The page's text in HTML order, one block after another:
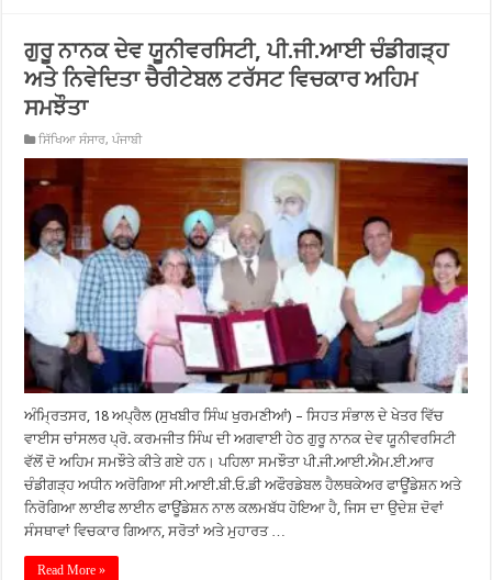
ਗੁਰੂ ਨਾਨਕ ਦੇਵ ਯੂਨੀਵਰਸਿਟੀ, ਪੀ.ਜੀ.ਆਈ ਚੰਡੀਗੜ੍ਹ
ਅਤੇ ਨਿਵੇਦਿਤਾ ਚੈਰੀਟੇਬਲ ਟਰੱਸਟ ਵਿਚਕਾਰ ਅਹਿਮ
ਸਮਝੌਤਾ
ਸਿੱਖਿਆ ਸੰਸਾਰ,ਪੰਜਾਬੀ
ਅੰਮ੍ਰਿਤਸਰ, 18 ਅਪ੍ਰੈਲ (ਸੁਖਬੀਰ ਸਿੰਘ ਖੁਰਮਣੀਆਂ) – ਸਿਹਤ ਸੰਭਾਲ ਦੇ ਖੇਤਰ ਵਿੱਚ
ਵਾਈਸ ਚਾਂਸਲਰ ਪ੍ਰੋ. ਕਰਮਜੀਤ ਸਿੰਘ ਦੀ ਅਗਵਾਈ ਹੇਠ ਗੁਰੂ ਨਾਨਕ ਦੇਵ ਯੂਨੀਵਰਸਿਟੀ
ਵੱਲੋਂ ਦੋ ਅਹਿਮ ਸਮਝੌਤੇ ਕੀਤੇ ਗਏ ਹਨ। ਪਹਿਲਾ ਸਮਝੌਤਾ ਪੀ.ਜੀ.ਆਈ.ਐਮ.ਈ.ਆਰ
ਚੰਡੀਗੜ੍ਹ ਅਧੀਨ ਅਰੋਗਿਆ ਸੀ.ਆਈ.ਬੀ.ਓ.ਡੀ ਅਫੌਰਡੇਬਲ ਹੈਲਥਕੇਅਰ ਫਾਊਂਡੇਸ਼ਨ ਅਤੇ
ਨਿਰੋਗਿਆ ਲਾਈਫ ਲਾਈਨ ਫਾਊਂਡੇਸ਼ਨ ਨਾਲ ਕਲਮਬੱਧ ਹੋਇਆ ਹੈ, ਜਿਸ ਦਾ ਉਦੇਸ਼ ਦੋਵਾਂ
ਸੰਸਥਾਵਾਂ ਵਿਚਕਾਰ ਗਿਆਨ, ਸਰੋਤਾਂ ਅਤੇ ਮੁਹਾਰਤ …
Read More »